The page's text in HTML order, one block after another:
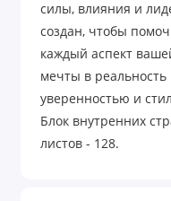
силы, влияния и
создан, чтобы
каждый аспект
мечты в
уверенностью и
Блок внутренних
листов - 128.